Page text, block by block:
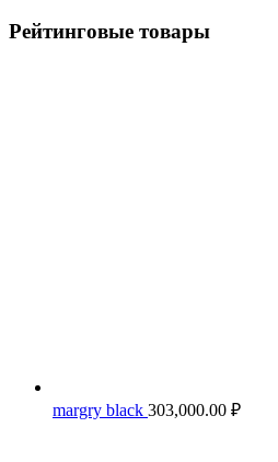
Рейтинговые товары
margry black 303,000.00 ₽